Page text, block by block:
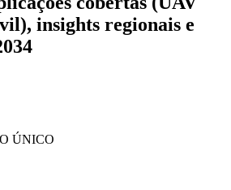
insights regionais e
ÚNICO